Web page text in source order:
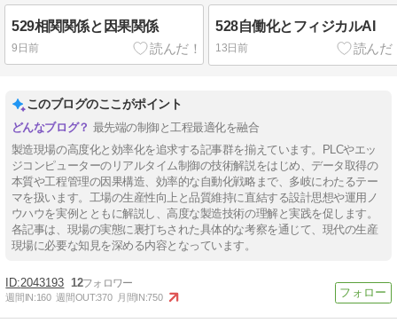
529相関関係と因果関係
9日前
528自働化とフィジカルAI
13日前
このブログのここがポイント
最先端の制御と工程最適化を融合
製造現場の高度化と効率化を追求する記事群を揃えています。PLCやエッ
ジコンピューターのリアルタイム制御の技術解説をはじめ、データ取得の
本質や工程管理の因果構造、効率的な自動化戦略まで、多岐にわたるテー
マを扱います。工場の生産性向上と品質維持に直結する設計思想や運用ノ
ウハウを実例とともに解説し、高度な製造技術の理解と実践を促します。
各記事は、現場の実態に裏打ちされた具体的な考察を通じて、現代の生産
現場に必要な知見を深める内容となっています。
2043193 12
週間IN:160 週間OUT:370 月間IN:750